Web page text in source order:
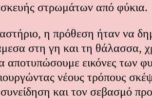
στρωμάτων από φύκια.
η πρόθεση ήταν να
στη γη και τη θάλασσα,
αποτυπώσουμε εικόνες των
νέους τρόπους
και τον σεβασμό